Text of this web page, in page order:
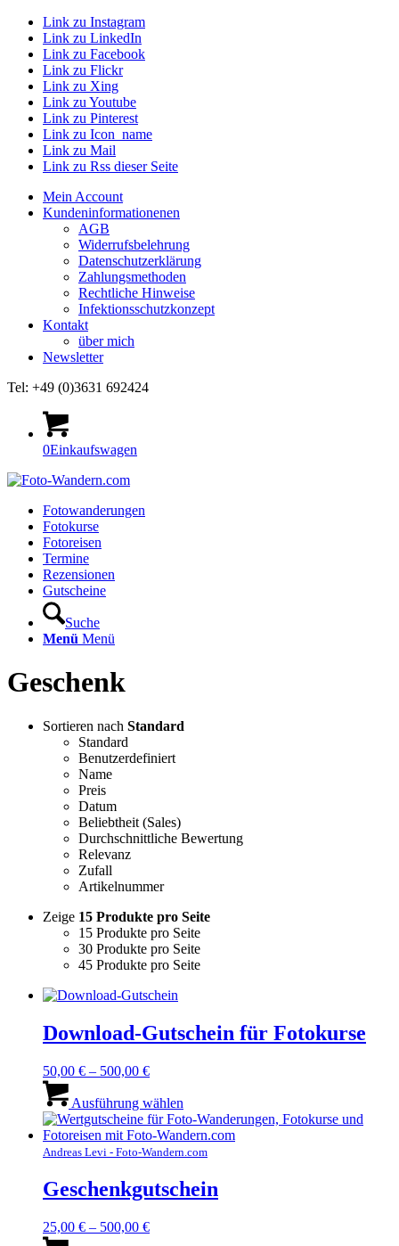
Link zu Instagram
Link zu LinkedIn
Link zu Facebook
Link zu Flickr
Link zu Xing
Link zu Youtube
Link zu Pinterest
Link zu Icon_name
Link zu Mail
Link zu Rss dieser Seite
Mein Account
Kundeninformationenen
AGB
Widerrufsbelehrung
Datenschutzerklärung
Zahlungsmethoden
Rechtliche Hinweise
Infektionsschutzkonzept
Kontakt
über mich
Newsletter
Tel: +49 (0)3631 692424
0Einkaufswagen
Fotowanderungen
Fotokurse
Fotoreisen
Termine
Rezensionen
Gutscheine
Suche
Menü Menü
Geschenk
Sortieren nach Standard
Standard
Benutzerdefiniert
Name
Preis
Datum
Beliebtheit (Sales)
Durchschnittliche Bewertung
Relevanz
Zufall
Artikelnummer
Zeige 15 Produkte pro Seite
15 Produkte pro Seite
30 Produkte pro Seite
45 Produkte pro Seite
Download-Gutschein für Fotokurse
50,00 € – 500,00 €
Ausführung wählen
weist
mehrere
Varianten
Die
Optionen
Andreas Levi - Foto-Wandern.com
Geschenkgutschein
25,00 € – 500,00 €